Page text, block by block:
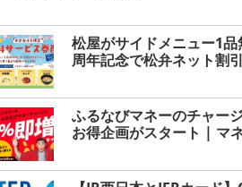
松屋がサイドメニュー1
周年記念で松弁ネット割
ふるなびマネーのチャー
お得企画がスタート | マ